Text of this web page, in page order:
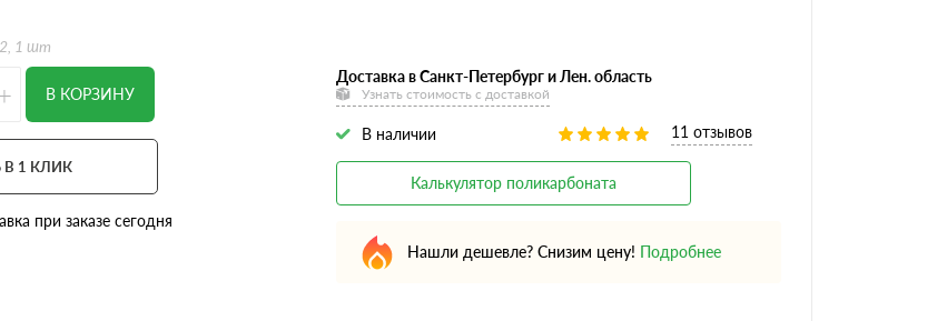
1 шт
В КОРЗИНУ
В 1 КЛИК
при заказе сегодня
Доставка в Санкт-Петербург и Лен. область
Узнать стоимость с доставкой
В наличии 11 отзывов
Калькулятор поликарбоната
Нашли дешевле? Снизим цену! Подробнее